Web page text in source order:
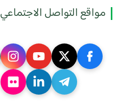
مواقع التواصل الاجتماعي